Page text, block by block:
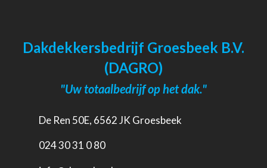
Dakdekkersbedrijf Groesbeek B.V.
(DAGRO)
"Uw totaalbedrijf op het dak."
De Ren 50E, 6562 JK Groesbeek
024 30 31 0 80